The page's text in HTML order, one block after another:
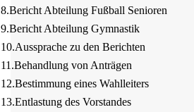
8.Bericht Abteilung Fußball Senioren
9.Bericht Abteilung Gymnastik
10.Aussprache zu den Berichten
11.Behandlung von Anträgen
12.Bestimmung eines Wahlleiters
13.Entlastung des Vorstandes